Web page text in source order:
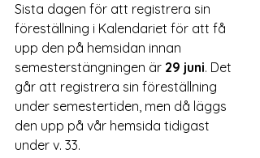
Sista dagen för att registrera sin
föreställning i Kalendariet för att få
upp den på hemsidan innan
semesterstängningen är 29 juni. Det
går att registrera sin föreställning
under semestertiden, men då läggs
den upp på vår hemsida tidigast
under v. 33.